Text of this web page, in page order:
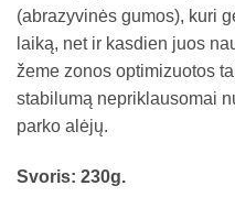
(abrazyvinės gumos), kuri
laiką, net ir kasdien juos
žeme zonos optimizuotos
stabilumą nepriklausomai
parko alėjų.
Svoris: 230g.